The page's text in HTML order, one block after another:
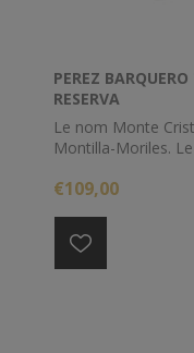
PEREZ
RESERVA
Le nom Monte
Montilla-Moriles.
arôme intense et
€109,00